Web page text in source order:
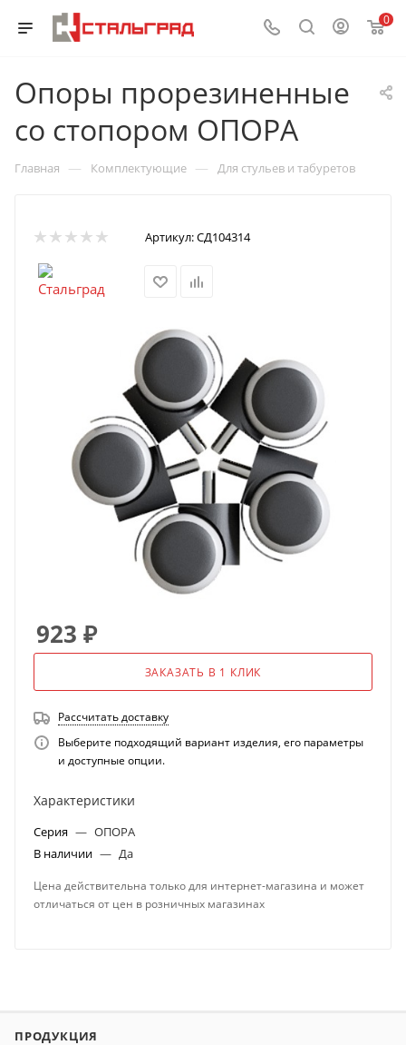
0
Опоры прорезиненные
со стопором ОПОРА
Главная — Комплектующие — Для стульев и табуретов
Артикул:СД104314
923 ₽
ЗАКАЗАТЬ В 1 КЛИК
Рассчитать доставку
Выберите подходящий вариант изделия, его параметры
и доступные опции.
Характеристики
Серия — ОПОРА
В наличии — Да
Цена действительна только для интернет-магазина и может
отличаться от цен в розничных магазинах
ПРОДУКЦИЯ